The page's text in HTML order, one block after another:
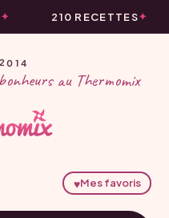
210 RECETTES
au Thermomix
♥Mes favoris